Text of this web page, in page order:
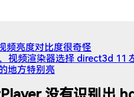
频亮度对比度很奇怪
视频渲染器选择 direct3d 11
地方特别亮